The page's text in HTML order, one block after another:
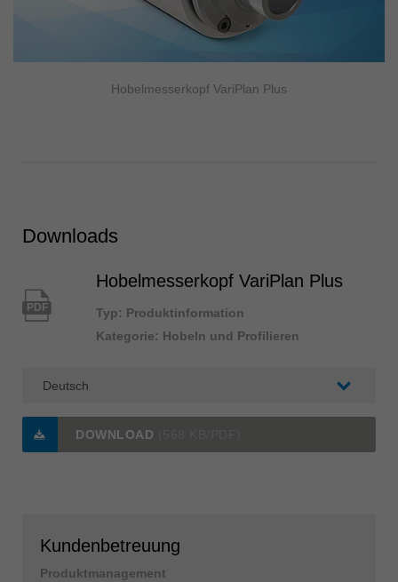
Hobelmesserkopf VariPlan Plus
Downloads
PDF
Hobelmesserkopf VariPlan Plus
Typ: Produktinformation
Kategorie: Hobeln und Profilieren
DOWNLOAD
Kundenbetreuung
Produktmanagement